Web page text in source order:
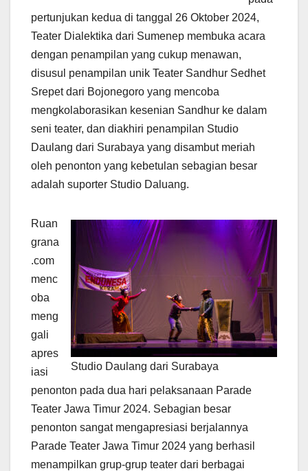
pertunjukan kedua di tanggal 26 Oktober 2024,
Teater Dialektika dari Sumenep membuka acara
dengan penampilan yang cukup menawan,
disusul penampilan unik Teater Sandhur Sedhet
Srepet dari Bojonegoro yang mencoba
mengkolaborasikan kesenian Sandhur ke dalam
seni teater, dan diakhiri penampilan Studio
Daulang dari Surabaya yang disambut meriah
oleh penonton yang kebetulan sebagian besar
adalah suporter Studio Daluang.
Studio Daulang dari Surabaya
Ruan
grana
.com
menc
oba
meng
gali
apres
iasi
penonton pada dua hari pelaksanaan Parade
Teater Jawa Timur 2024. Sebagian besar
penonton sangat mengapresiasi berjalannya
Parade Teater Jawa Timur 2024 yang berhasil
menampilkan grup-grup teater dari berbagai